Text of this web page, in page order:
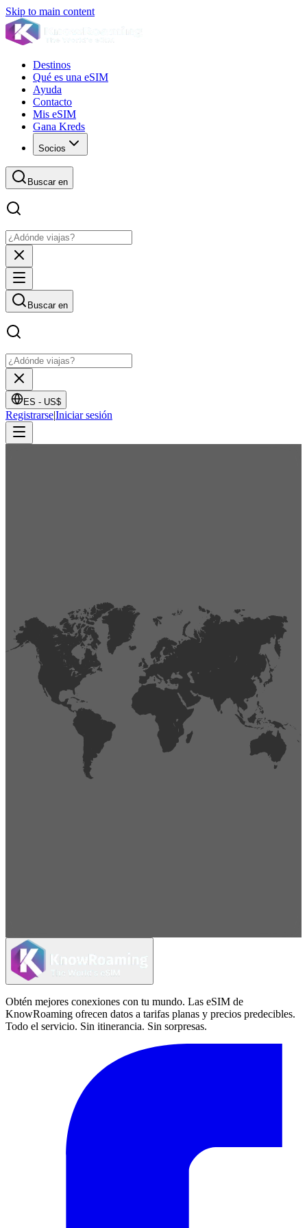
Skip to main content
Destinos
Qué es una eSIM
Ayuda
Contacto
Mis eSIM
Gana Kreds
Socios
Buscar en
Buscar en
ES - US$
Registrarse|Iniciar sesión
404Página no encontrada,
La página que buscas no existe o se ha cambiado de lugar.
Comprueba la URL e inténtalo de nuevo.
Ir a la página de inicio
Obtener soporte técnico
Obtén mejores conexiones con tu mundo. Las eSIM de
KnowRoaming ofrecen datos a tarifas planas y precios predecibles.
Todo el servicio. Sin itinerancia. Sin sorpresas.